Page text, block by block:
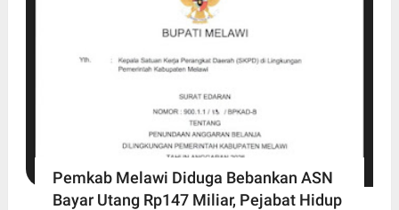
Pemkab Melawi Diduga Bebankan ASN
Bayar Utang Rp147 Miliar, Pejabat Hidup